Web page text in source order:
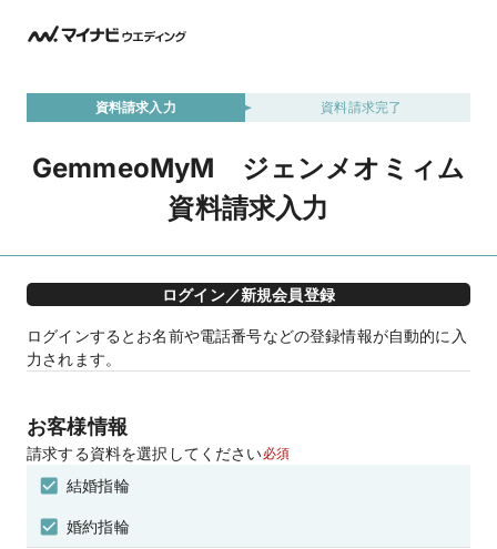
資料請求入力 資料請求完了
GemmeoMyM ジェンメオミィム
資料請求入力
ログイン／新規会員登録
ログインするとお名前や電話番号などの登録情報が自動的に入
力されます。
お客様情報
請求する資料を選択してください必須
結婚指輪
婚約指輪